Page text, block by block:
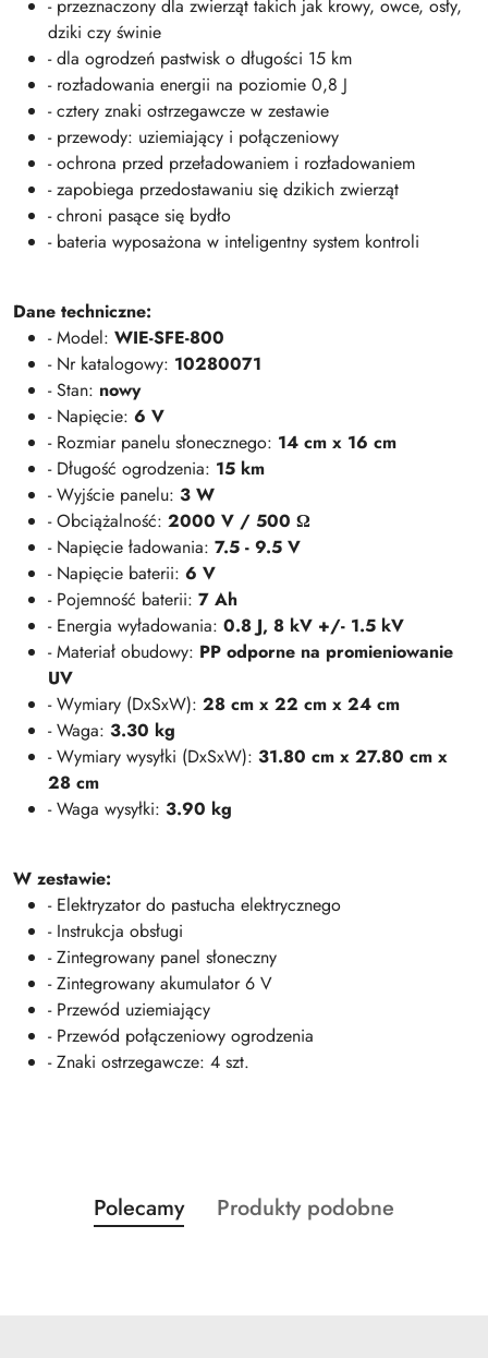
- przeznaczony dla zwierząt takich jak krowy, owce, osły,
dziki czy świnie
- dla ogrodzeń pastwisk o długości 15 km
- rozładowania energii na poziomie 0,8 J
- cztery znaki ostrzegawcze w zestawie
- przewody: uziemiający i połączeniowy
- ochrona przed przeładowaniem i rozładowaniem
- zapobiega przedostawaniu się dzikich zwierząt
- chroni pasące się bydło
- bateria wyposażona w inteligentny system kontroli
Dane techniczne:
- Model: WIE-SFE-800
- Nr katalogowy: 10280071
- Stan: nowy
- Napięcie: 6 V
- Rozmiar panelu słonecznego: 14 cm x 16 cm
- Długość ogrodzenia: 15 km
- Wyjście panelu: 3 W
- Obciążalność: 2000 V / 500 Ω
- Napięcie ładowania: 7.5 - 9.5 V
- Napięcie baterii: 6 V
- Pojemność baterii: 7 Ah
- Energia wyładowania: 0.8 J, 8 kV +/- 1.5 kV
- Materiał obudowy: PP odporne na promieniowanie
UV
- Wymiary (DxSxW): 28 cm x 22 cm x 24 cm
- Waga: 3.30 kg
- Wymiary wysyłki (DxSxW): 31.80 cm x 27.80 cm x
28 cm
- Waga wysyłki: 3.90 kg
W zestawie:
- Elektryzator do pastucha elektrycznego
- Instrukcja obsługi
- Zintegrowany panel słoneczny
- Zintegrowany akumulator 6 V
- Przewód uziemiający
- Przewód połączeniowy ogrodzenia
- Znaki ostrzegawcze: 4 szt.
Pomiń karuzelę produktów
Produkty
o
Polecamy
Produkty
Produkty podobne